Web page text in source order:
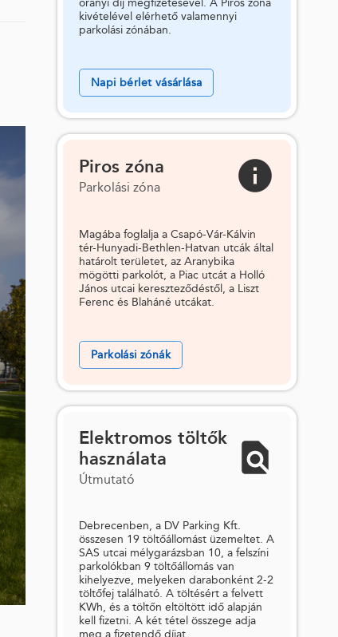
órányi díj megfizetésével. A Piros zóna
kivételével elérhető valamennyi
parkolási zónában.
Napi bérlet vásárlása
Piros zóna
Parkolási zóna
Magába foglalja a Csapó-Vár-Kálvin
tér-Hunyadi-Bethlen-Hatvan utcák által
határolt területet, az Aranybika
mögötti parkolót, a Piac utcát a Holló
János utcai kereszteződéstől, a Liszt
Ferenc és Blaháné utcákat.
Parkolási zónák
Elektromos töltők
használata
Útmutató
Debrecenben, a DV Parking Kft.
összesen 19 töltőállomást üzemeltet. A
SAS utcai mélygarázsban 10, a felszíni
parkolókban 9 töltőállomás van
kihelyezve, melyeken darabonként 2-2
töltőfej található. A töltésért a felvett
KWh, és a töltőn eltöltött idő alapján
kell fizetni. A két tétel összege adja
meg a fizetendő díjat.